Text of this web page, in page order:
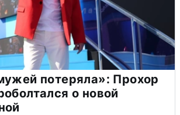
потеряла»: Прохор
о новой